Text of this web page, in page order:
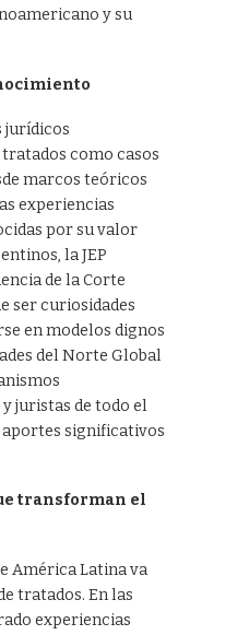
y su
jurídicos
como casos
marcos teóricos
experiencias
por su valor
la JEP
de la Corte
ser curiosidades
en modelos dignos
del Norte Global
juristas de todo el
significativos
transforman el
América Latina va
tratados. En las
experiencias